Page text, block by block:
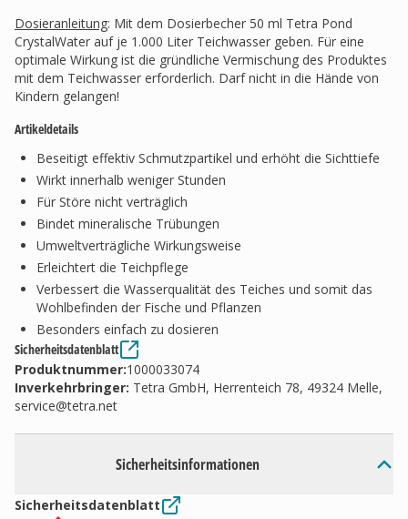
Dosieranleitung: Mit dem Dosierbecher 50 ml Tetra Pond
CrystalWater auf je 1.000 Liter Teichwasser geben. Für eine
optimale Wirkung ist die gründliche Vermischung des Produktes
mit dem Teichwasser erforderlich. Darf nicht in die Hände von
Kindern gelangen!
Artikeldetails
Beseitigt effektiv Schmutzpartikel und erhöht die Sichttiefe
Wirkt innerhalb weniger Stunden
Für Störe nicht verträglich
Bindet mineralische Trübungen
Umweltverträgliche Wirkungsweise
Erleichtert die Teichpflege
Verbessert die Wasserqualität des Teiches und somit das
Wohlbefinden der Fische und Pflanzen
Besonders einfach zu dosieren
Sicherheitsdatenblatt
Produktnummer:1000033074
Inverkehrbringer: Tetra GmbH, Herrenteich 78, 49324 Melle,
service@tetra.net
Sicherheitsinformationen
Sicherheitsdatenblatt